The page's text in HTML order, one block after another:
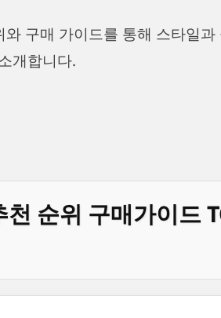
구매 가이드를 통해 스타일과
개합니다.
순위 구매가이드